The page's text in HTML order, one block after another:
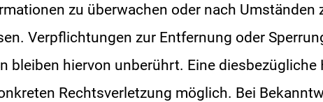
zu überwachen oder nach Umständen
Verpflichtungen zur Entfernung oder
bleiben hiervon unberührt. Eine
Rechtsverletzung möglich. Bei